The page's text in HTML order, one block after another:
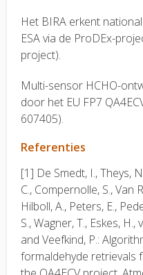
Het BIRA erkent
ESA via de ProDEx-
project).
Multi-sensor HCHO-
door het EU FP7
607405).
Referenties
[1] De Smedt, I., Theys,
C., Compernolle, S., Van
Hilboll, A., Peters, E.,
S., Wagner, T., Eskes,
and Veefkind, P.:
formaldehyde retrievals